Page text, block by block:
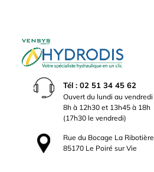
Tél : 02 51 34 45 62
Ouvert du lundi au vendredi
8h à 12h30 et 13h45 à 18h
(17h30 le vendredi)
Rue du Bocage La Ribotière
85170 Le Poiré sur Vie